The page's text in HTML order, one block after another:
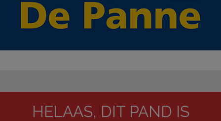
HELAAS, DIT PAND IS